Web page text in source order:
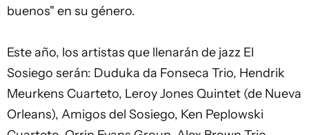
buenos" en su género.
Este año, los artistas que llenarán de jazz El
Sosiego serán: Duduka da Fonseca Trio, Hendrik
Meurkens Cuarteto, Leroy Jones Quintet (de Nueva
Orleans), Amigos del Sosiego, Ken Peplowski